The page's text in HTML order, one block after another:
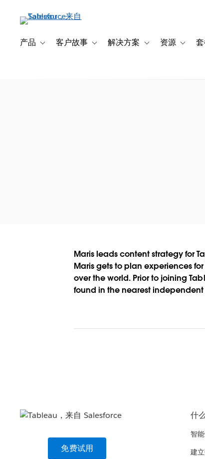
产品 Toggle sub-navigation for 产品
客户故事 Toggle sub-navigation for 客户故事
解决方案 Toggle sub-
资源 Toggle
Maris leads content strategy for
Maris gets to plan experiences
over the world. Prior to joining
found in the nearest
免费试用
什
智
建